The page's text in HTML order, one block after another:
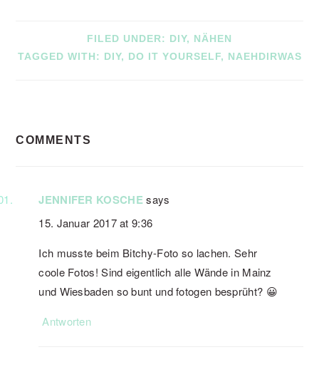
FILED UNDER: DIY, NÄHEN
TAGGED WITH: DIY, DO IT YOURSELF, NAEHDIRWAS
INTERACTIONS
COMMENTS
JENNIFER KOSCHE says
15. Januar 2017 at 9:36
Ich musste beim Bitchy-Foto so lachen. Sehr
coole Fotos! Sind eigentlich alle Wände in Mainz
und Wiesbaden so bunt und fotogen besprüht? 😀
Antworten